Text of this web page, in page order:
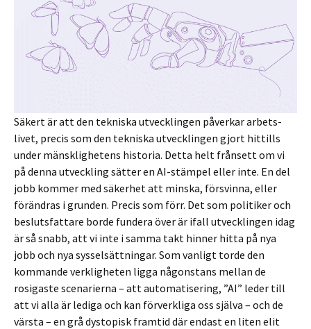
Säkert är att den tekniska utvecklingen påverkar arbets­
livet, precis som den tekniska utvecklingen gjort hittills
under mänsklighetens historia. Detta helt frånsett om vi
på denna utveckling sätter en AI-stämpel eller inte. En del
jobb kommer med säkerhet att minska, försvinna, eller
förändras i grunden. Precis som förr. Det som politiker och
beslutsfattare borde fundera över är ifall utvecklingen idag
är så snabb, att vi inte i samma takt hinner hitta på nya
jobb och nya sysselsättningar. Som vanligt torde den
kommande verkligheten ligga någonstans mellan de
rosigaste scenarierna – att automatisering, ”AI” leder till
att vi alla är lediga och kan förverkliga oss själva – och de
värsta – en grå dystopisk framtid där endast en liten elit